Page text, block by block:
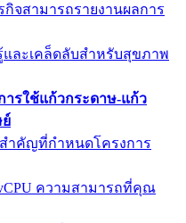
จสามารถรายงานผลการ
ละเคล็ดลับสำหรับสุขภาพ
ารใช้แก้วกระดาษ-แก้ว
ำคัญที่กำหนดโครงการ
ความสามารถที่คุณ